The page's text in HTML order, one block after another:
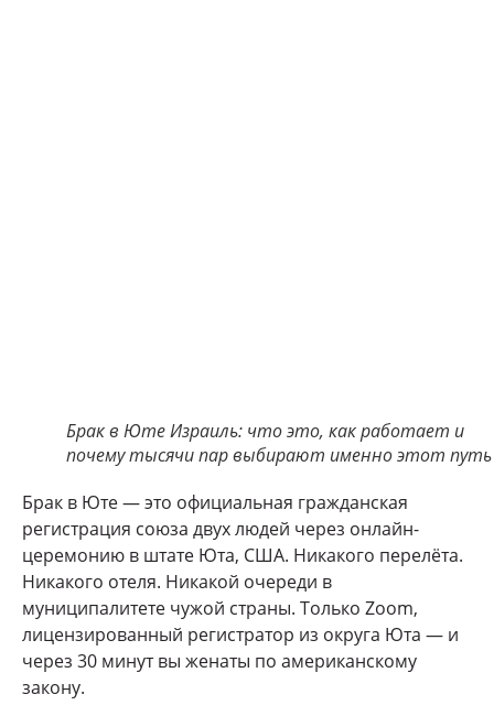
Брак в Юте Израиль: что это, как работает и
почему тысячи пар выбирают именно этот путь
Брак в Юте — это официальная гражданская
регистрация союза двух людей через онлайн-
церемонию в штате Юта, США. Никакого перелёта.
Никакого отеля. Никакой очереди в
муниципалитете чужой страны. Только Zoom,
лицензированный регистратор из округа Юта — и
через 30 минут вы женаты по американскому
закону.